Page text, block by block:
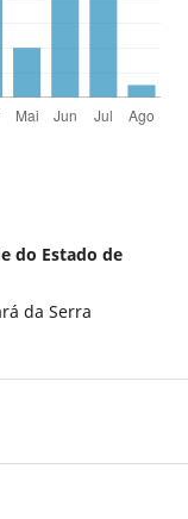
do Estado de
da Serra